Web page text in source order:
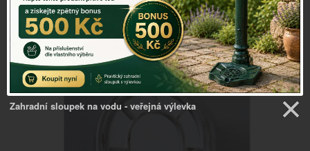
Provence dekorace
Zahradní sloupek na vodu - veřejná výlevka